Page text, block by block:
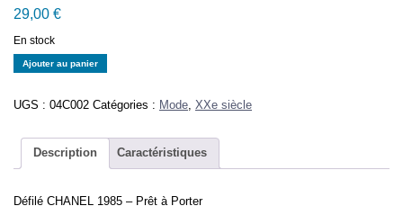
29,00 €
En stock
quantité
Défilé
Prêt
Porter
Ajouter au panier
UGS : 04C002 Catégories : Mode XXe siècle
Description Caractéristiques
Défilé CHANEL 1985 – Prêt à Porter